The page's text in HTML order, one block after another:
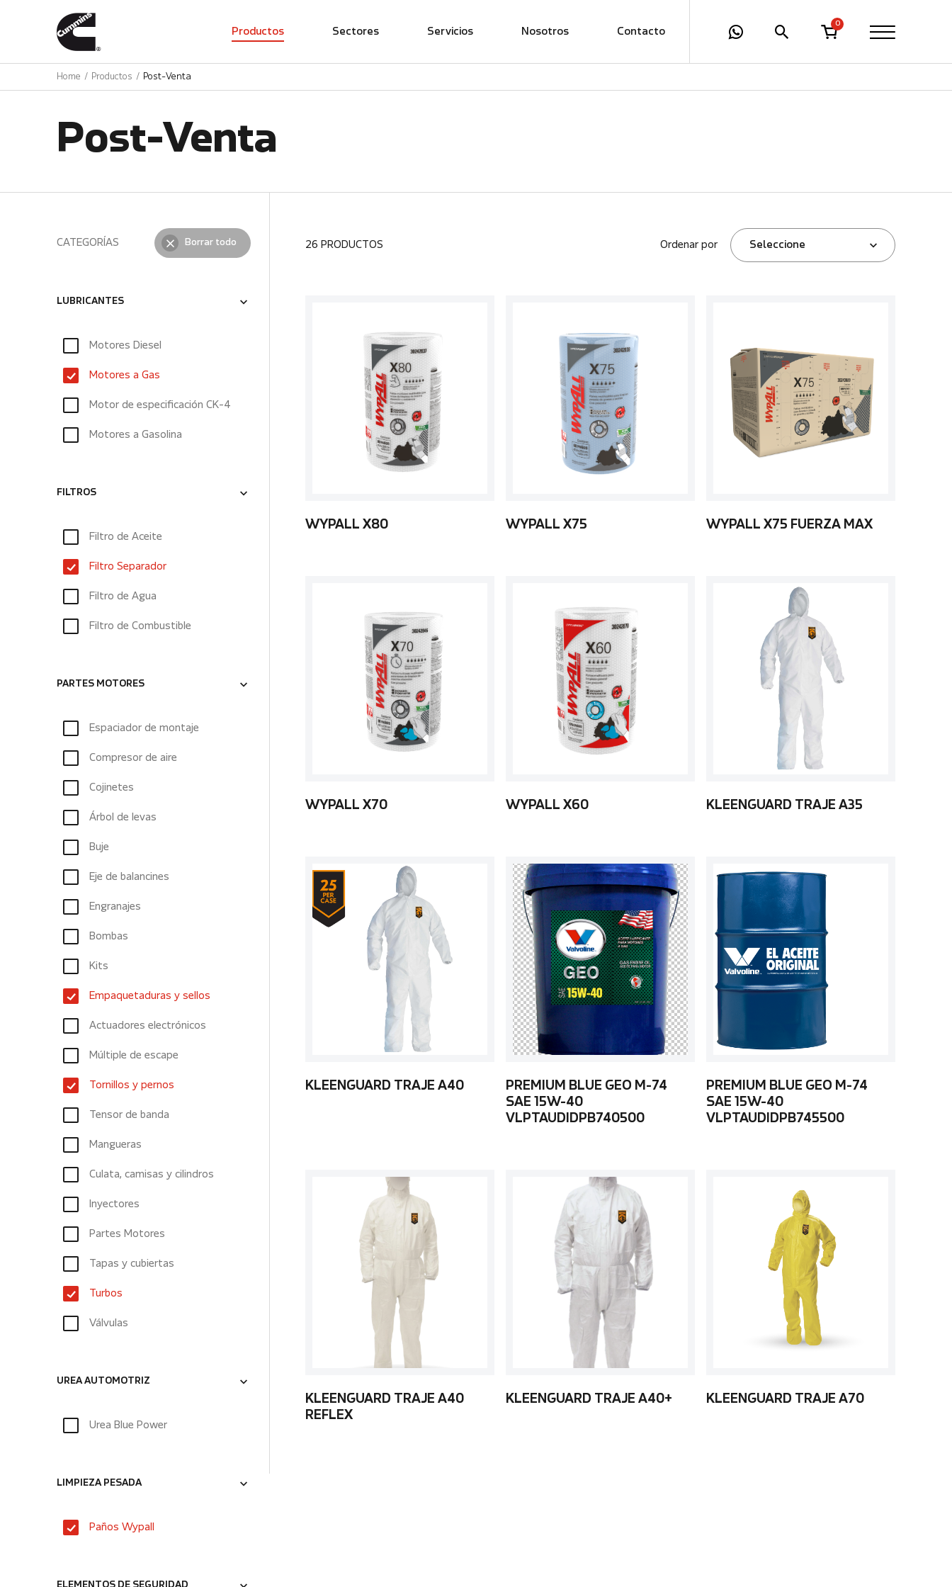
Productos Sectores Servicios Nosotros Contacto
0
Home Productos Post-Venta
Post-Venta
CATEGORÍAS Borrar todo
LUBRICANTES
Motores Diesel
Motores a Gas
Motor de especificación CK-4
Motores a Gasolina
FILTROS
Filtro de Aceite
Filtro Separador
Filtro de Agua
Filtro de Combustible
PARTES MOTORES
Espaciador de montaje
Compresor de aire
Cojinetes
Árbol de levas
Buje
Eje de balancines
Engranajes
Bombas
Kits
Empaquetaduras y sellos
Actuadores electrónicos
Múltiple de escape
Tornillos y pernos
Tensor de banda
Mangueras
Culata, camisas y cilindros
Inyectores
Partes Motores
Tapas y cubiertas
Turbos
Válvulas
UREA AUTOMOTRIZ
Urea Blue Power
LIMPIEZA PESADA
Paños Wypall
26 PRODUCTOS Ordenar por Seleccione
WYPALL X80 WYPALL X75 WYPALL X75 FUERZA MAX
WYPALL X70 WYPALL X60 KLEENGUARD TRAJE A35
KLEENGUARD TRAJE A40
PREMIUM BLUE GEO M-74
SAE 15W-40
VLPTAUDIDPB740500
PREMIUM BLUE GEO M-74
SAE 15W-40
VLPTAUDIDPB745500
KLEENGUARD TRAJE A40
REFLEX
KLEENGUARD TRAJE A40+ KLEENGUARD TRAJE A70